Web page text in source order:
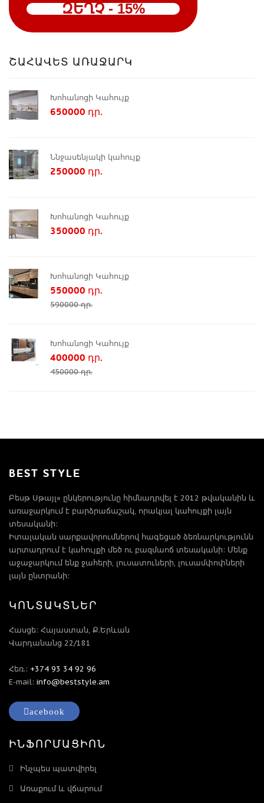
ԶԵՂՉ - 15%
ՇԱՀԱՎԵՏ ԱՌԱՋԱՐԿ
Խոհանոցի Կահույք
650000 դր.
Ննջասենյակի կահույք
250000 դր.
Խոհանոցի Կահույք
350000 դր.
Խոհանոցի Կահույք
550000 դր.
590000 դր.
Խոհանոցի Կահույք
400000 դր.
450000 դր.
BEST STYLE
Բեսթ Սթայլ» ընկերությունը հիմնադրվել է 2012 թվականին և
առաջարկում է բարձրաճաշակ, որակյալ կահույքի լայն
տեսականի:
Իտալական սարքավորումներով հագեցած ձեռնարկությունն
արտադրում է կահույքի մեծ ու բազմաոճ տեսականի: Մենք
աջաջարկում ենք ջահերի, լուսատուների, լուսամփոփների
լայն ընտրանի:
ԿՈՆՏԱԿՏՆԵՐ
Հասցե: Հայաստան, Ք.Երևան
Վարդանանց 22/181
Հեռ.: +374 93 34 92 96
E-mail: info@beststyle.am
acebook
ԻՆՖՈՐՄԱՑԻՈՆ
Ինչպես պատվիրել
Առաքում և վճարում